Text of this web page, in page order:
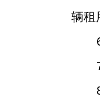
辆租